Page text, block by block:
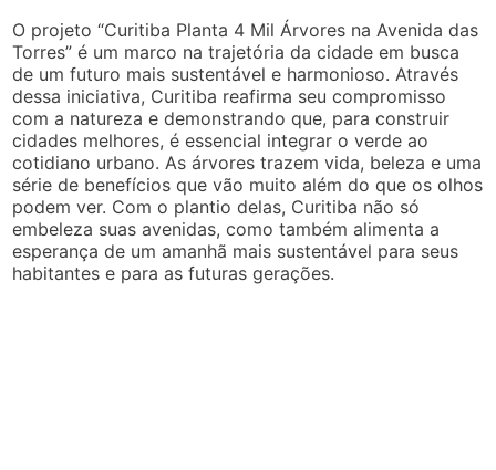
O projeto “Curitiba Planta 4 Mil Árvores na Avenida das
Torres” é um marco na trajetória da cidade em busca
de um futuro mais sustentável e harmonioso. Através
dessa iniciativa, Curitiba reafirma seu compromisso
com a natureza e demonstrando que, para construir
cidades melhores, é essencial integrar o verde ao
cotidiano urbano. As árvores trazem vida, beleza e uma
série de benefícios que vão muito além do que os olhos
podem ver. Com o plantio delas, Curitiba não só
embeleza suas avenidas, como também alimenta a
esperança de um amanhã mais sustentável para seus
habitantes e para as futuras gerações.